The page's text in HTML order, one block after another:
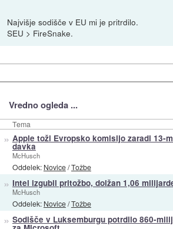
Najvišje sodišče v EU mi je pritrdilo.
SEU > FireSnake.
Vredno ogleda ...
Tema
» Apple toži Evropsko komisijo zaradi 13-
davka
McHusch
Oddelek: Novice/Tožbe
» Intel izgubil pritožbo, dolžan 1,06
McHusch
Oddelek: Novice/Tožbe
» Sodišče v Luksemburgu potrdilo 860-